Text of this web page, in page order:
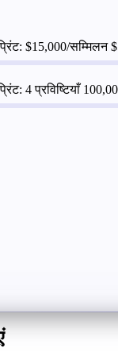
$15,000/सम्मिलन
4 प्रविष्टियाँ